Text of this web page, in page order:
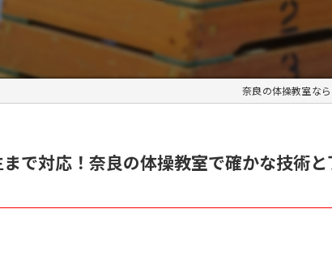
奈良の体操教室な
で対応！奈良の体操教室で確かな技術